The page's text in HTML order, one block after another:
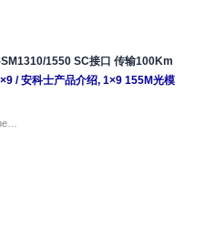
1550 SC接口 传输100Km
/安科士产品介绍, 1×9 155M光模